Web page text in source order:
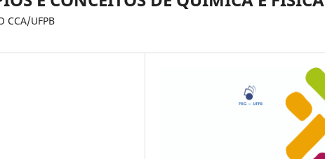
CCA/UFPB